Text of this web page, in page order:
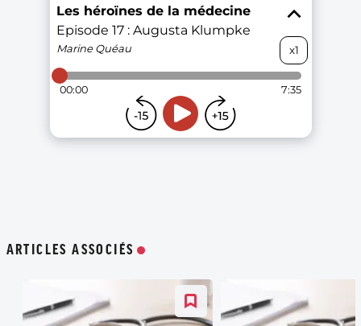
ARTICLES ASSOCIÉS